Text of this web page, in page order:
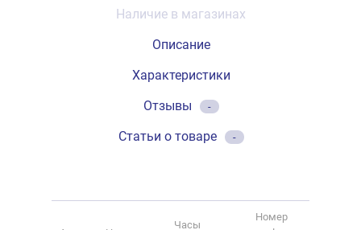
Наличие в магазинах
Описание
Характеристики
Отзывы
-
Статьи о товаре -
Часы
Номер